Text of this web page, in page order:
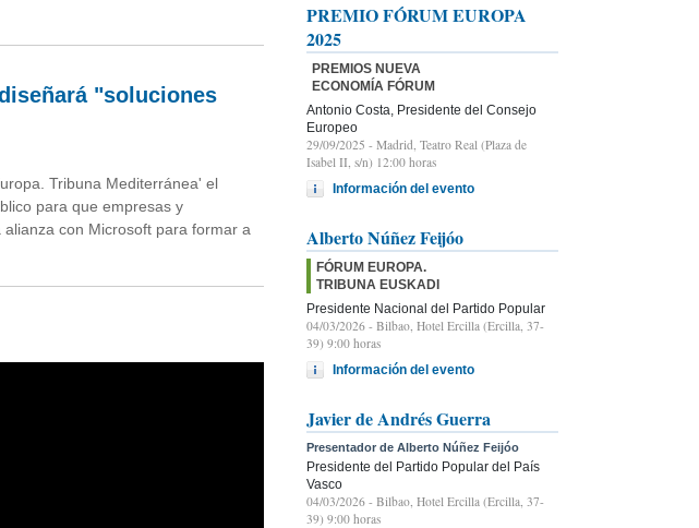
"soluciones
Tribuna Mediterránea' el
para que empresas y
con Microsoft para formar a
PREMIO FÓRUM EUROPA
2025
PREMIOS NUEVA
ECONOMÍA FÓRUM
Antonio Costa, Presidente del Consejo
Europeo
29/09/2025 - Madrid, Teatro Real (Plaza de
Isabel II, s/n) 12:00 horas
Información del evento
Alberto Núñez Feijóo
FÓRUM EUROPA.
TRIBUNA EUSKADI
Presidente Nacional del Partido Popular
04/03/2026 - Bilbao, Hotel Ercilla (Ercilla, 37-
39) 9:00 horas
Información del evento
Javier de Andrés Guerra
Presentador de Alberto Núñez Feijóo
Presidente del Partido Popular del País
Vasco
04/03/2026 - Bilbao, Hotel Ercilla (Ercilla, 37-
39) 9:00 horas